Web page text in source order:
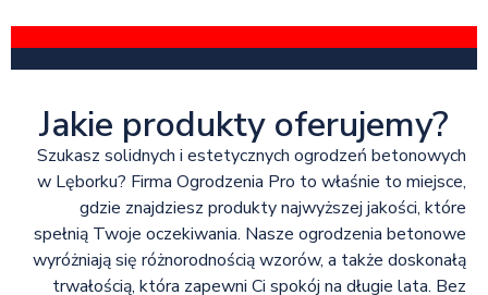
Jakie produkty oferujemy?
Szukasz solidnych i estetycznych ogrodzeń betonowych
w Lęborku? Firma Ogrodzenia Pro to właśnie to miejsce,
gdzie znajdziesz produkty najwyższej jakości, które
spełnią Twoje oczekiwania. Nasze ogrodzenia betonowe
wyróżniają się różnorodnością wzorów, a także doskonałą
trwałością, która zapewni Ci spokój na długie lata. Bez